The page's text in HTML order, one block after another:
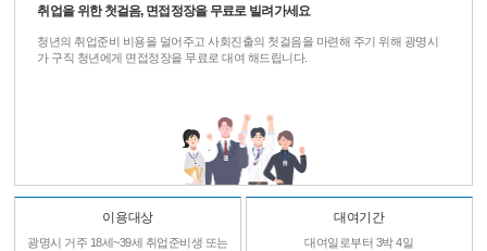
취업을 위한 첫걸음, 면접정장을 무료로 빌려가세요
청년의 취업준비 비용을 덜어주고 사회진출의 첫걸음을 마련해 주기 위해 광명시
가 구직 청년에게 면접정장을 무료로 대여 해드립니다.
이용대상
광명시 거주 18세~39세 취업준비생 또는
대여기간
대여일로부터 3박 4일